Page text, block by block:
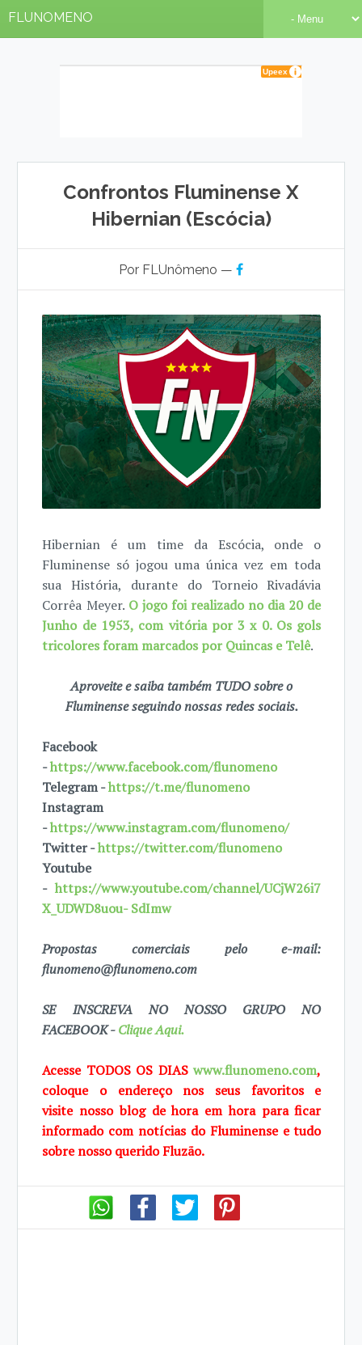
FLUNOMENO
Confrontos Fluminense X
Hibernian (Escócia)
Por FLUnômeno —
Hibernian é um time da Escócia, onde o
Fluminense só jogou uma única vez em toda
sua História, durante do Torneio Rivadávia
Corrêa Meyer. O jogo foi realizado no dia 20 de
Junho de 1953, com vitória por 3 x 0. Os gols
tricolores foram marcados por Quincas e Telê.
Aproveite e saiba também TUDO sobre o
Fluminense seguindo nossas redes sociais.
Facebook
-https://www.facebook.com/flunomeno
Telegram -https://t.me/flunomeno
Instagram
-https://www.instagram.com/flunomeno/
Twitter -https://twitter.com/flunomeno
Youtube
-https://www.youtube.com/channel/UCjW26i7
X_UDWD8uou- SdImw
Propostas comerciais pelo e-mail:
flunomeno@flunomeno.com
SE INSCREVA NO NOSSO GRUPO NO
FACEBOOK -Clique Aqui.
Acesse TODOS OS DIASwww.flunomeno.com,
coloque o endereço nos seus favoritos e
visite nosso blog dehora em hora para ficar
informado com notícias do Fluminense e tudo
sobrenosso queridoFluzão.